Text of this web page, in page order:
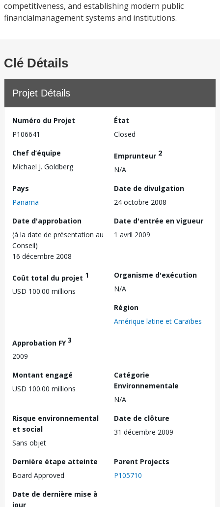
competitiveness, and establishing modern public
financialmanagement systems and institutions.
Clé Détails
Projet Détails
Numéro du Projet
P106641
État
Closed
Chef d’équipe
Michael J. Goldberg
Emprunteur 2
N/A
Pays
Panama
Date de divulgation
24 octobre 2008
Date d'approbation
(à la date de présentation au
Conseil)
16 décembre 2008
Date d'entrée en vigueur
1 avril 2009
Coût total du projet 1
USD 100.00 millions
Organisme d'exécution
N/A
Région
Amérique latine et Caraïbes
Approbation FY3
2009
Montant engagé
USD 100.00 millions
Catégorie
Environnementale
N/A
Risque environnemental
et social
Sans objet
Date de clôture
31 décembre 2009
Dernière étape atteinte
Board Approved
Parent Projects
P105710
Date de dernière mise à
jour